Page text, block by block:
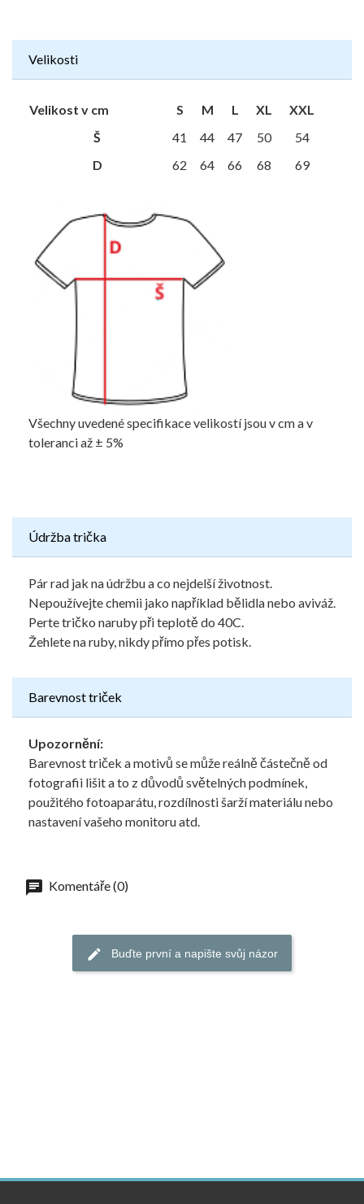
Velikosti
Velikost v cm S M L XL
XXL
Š
41 44 47 50
54
D
62 64 66 68 69
Všechny uvedené specifikace velikostí jsou v cm a v
toleranci až ± 5%
Údržba trička
Pár rad jak na údržbu a co nejdelší životnost.
Nepoužívejte chemii jako například bělidla nebo aviváž.
Perte tričko naruby při teplotě do 40C.
Žehlete na ruby, nikdy přímo přes potisk.
Barevnost triček
Upozornění:
Barevnost triček a motivů se může reálně částečně od
fotografii lišit a to z důvodů světelných podmínek,
použitého fotoaparátu, rozdílnosti šarží materiálu nebo
nastavení vašeho monitoru atd.
Komentáře (0)
Buďte první a napište svůj názor